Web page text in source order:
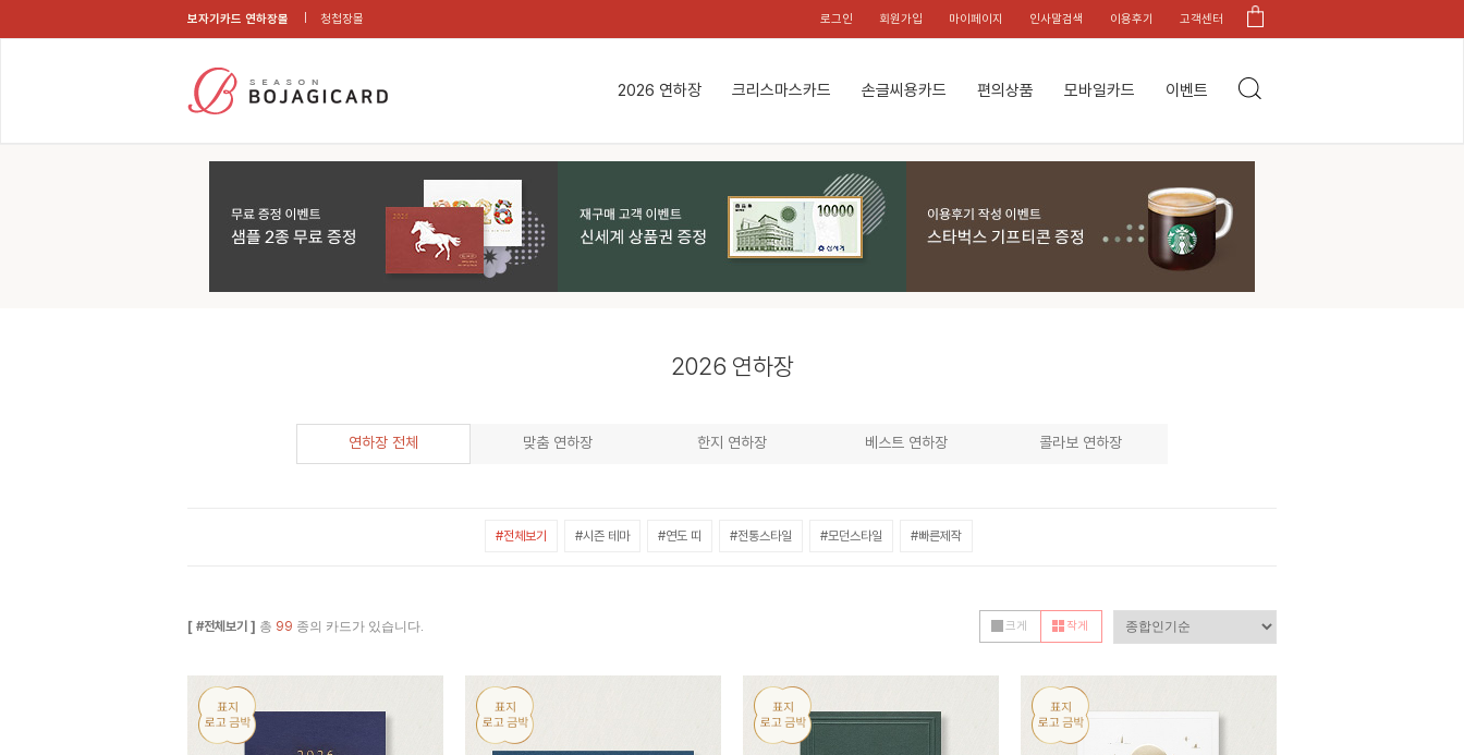
보자기카드 연하장몰 청첩장몰 로그인 회원가입 마이페이지 인사말검색 이용후기 고객센터
2026 연하장 크리스마스카드 손글씨용카드 편의상품 모바일카드 이벤트
2026 연하장
연하장 전체 맞춤 연하장 한지 연하장 베스트 연하장 콜라보 연하장
#전체보기 #시즌 테마 #연도 띠 #전통스타일 #모던스타일 #빠른제작
[ #전체보기 ] 총 99 종의 카드가 있습니다. 크게 작게